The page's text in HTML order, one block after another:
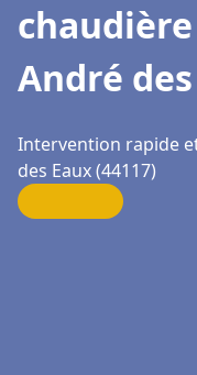
André
Intervention rapide
des Eaux (44117)